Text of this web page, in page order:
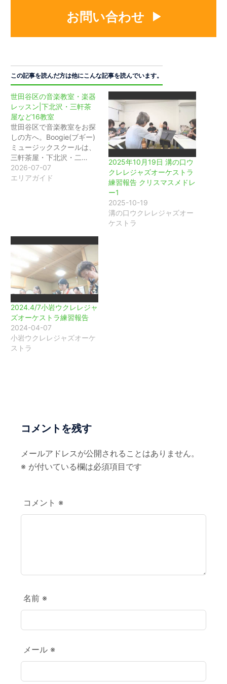
お問い合わせ
この記事を読んだ方は他にこんな記事を読んでいます。
世田谷区の音楽教室・楽器
レッスン|下北沢・三軒茶
屋など16教室
世田谷区で音楽教室をお探
しの方へ。Boogie(ブギー)
ミュージックスクールは、
三軒茶屋・下北沢・二…
2026-07-07
エリアガイド
2025年10月19日 溝の口ウ
クレレジャズオーケストラ
練習報告 クリスマスメドレ
ー1
2025-10-19
溝の口ウクレレジャズオー
ケストラ
2024.4/7小岩ウクレレジャ
ズオーケストラ練習報告
2024-04-07
小岩ウクレレジャズオーケ
ストラ
コメントを残す
メールアドレスが公開されることはありません。
※ が付いている欄は必須項目です
コメント ※
名前 ※
メール ※